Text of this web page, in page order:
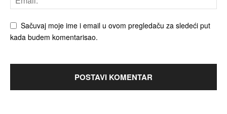
Sačuvaj moje ime i email u ovom pregledaču za sledeći put
kada budem komentarisao.